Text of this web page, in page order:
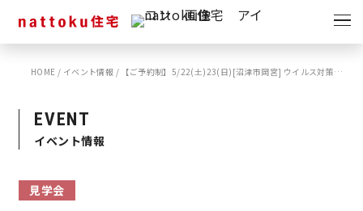
イベント
キャンペーン
ショールーム
モデルハウス
スタッフブログ
HOME / イベント情報 / 【ご予約制】5/22(土)23(日)[沼津市岡宮] ウイルス対策もバッチリ！生活動線と家事動線、両方にこだわった収納上手な住まい、完成見学会開催！
EVENT
イベント情報
見学会